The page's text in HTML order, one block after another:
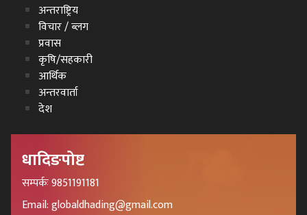
अन्तराष्ट्रिय
विचार / ब्लग
प्रवास
कृषि/सहकारी
आर्थिक
अन्तरवार्ता
देश
धादिङपोष्ट
सम्पर्कः 9851191181
Email: globaldhading@gmail.com